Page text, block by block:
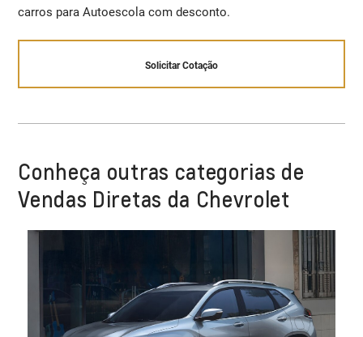
carros para Autoescola com desconto.
Solicitar Cotação
Conheça outras categorias de
Vendas Diretas da Chevrolet